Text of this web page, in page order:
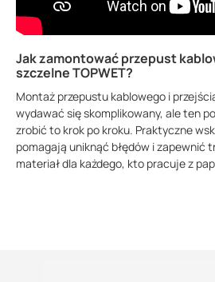
Jak zamontować przepust
szczelne TOPWET?
Montaż przepustu kablowego i
wydawać się skomplikowany, ale ten
zrobić to krok po kroku. Praktyczne
pomagają uniknąć błędów i zapewnić
materiał dla każdego, kto pracuje z